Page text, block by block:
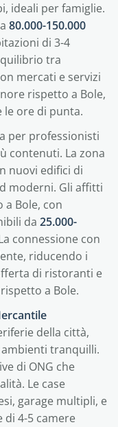
ideali per famiglie.
80.000-150.000
di 3-4
tra
mercati e servizi
rispetto a Bole,
ore di punta.
per professionisti
contenuti. La zona
nuovi edifici di
moderni. Gli affitti
a Bole, con
da 25.000-
connessione con
riducendo i
di ristoranti e
a Bole.
della città,
tranquilli.
di ONG che
Le case
garage multipli, e
di 4-5 camere